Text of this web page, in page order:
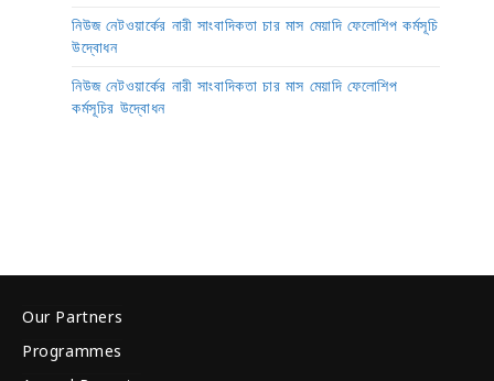
নিউজ নেটওয়ার্কের নারী সাংবাদিকতা চার মাস মেয়াদি ফেলোশিপ কর্মসূচি
উদ্বোধন
নিউজ নেটওয়ার্কের নারী সাংবাদিকতা চার মাস মেয়াদি ফেলোশিপ
কর্মসূচির উদ্বোধন
Our Partners
Programmes